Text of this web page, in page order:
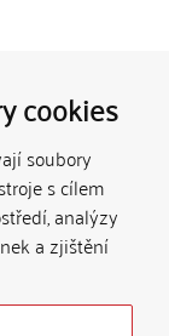
cookies
soubory
s cílem
analýzy
a zjištění